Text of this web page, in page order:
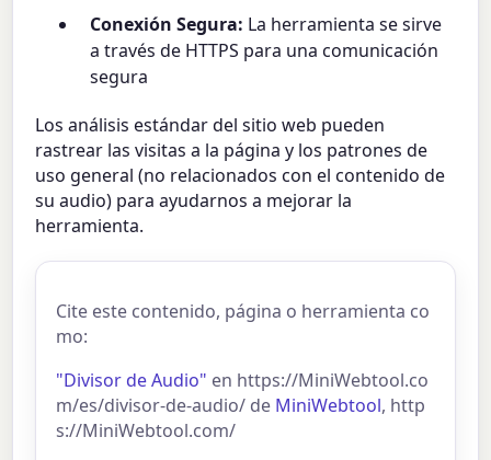
Conexión Segura: La herramienta se sirve
a través de HTTPS para una comunicación
segura
Los análisis estándar del sitio web pueden
rastrear las visitas a la página y los patrones de
uso general (no relacionados con el contenido de
su audio) para ayudarnos a mejorar la
herramienta.
Cite este contenido, página o herramienta co
mo:
"Divisor de Audio" en https://MiniWebtool.co
m/es/divisor-de-audio/ de MiniWebtool, http
s://MiniWebtool.com/